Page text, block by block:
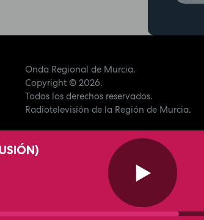
Onda Regional de Murcia.
Copyright© 2026.
Todos los derechos reservados.
Radiotelevisión de la Región de Murcia.